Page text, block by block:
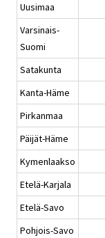
Uusimaa
Varsinais-
Suomi
Satakunta
Kanta-Häme
Pirkanmaa
Päijät-Häme
Kymenlaakso
Etelä-Karjala
Etelä-Savo
Pohjois-Savo